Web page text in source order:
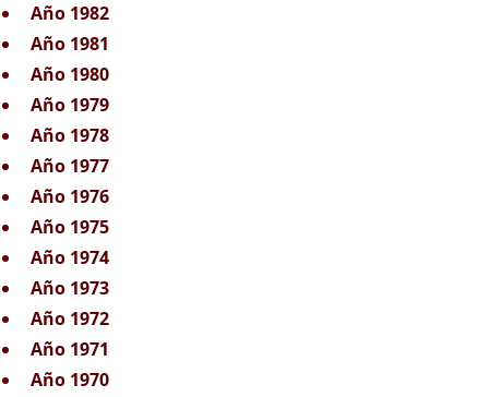
Año 1982
Año 1981
Año 1980
Año 1979
Año 1978
Año 1977
Año 1976
Año 1975
Año 1974
Año 1973
Año 1972
Año 1971
Año 1970